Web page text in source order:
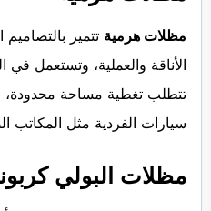
مظلات هرمية تتميز بالتصاميم
الأناقة والعملية، وتستعمل في
تتطلب تغطية مساحة محدودة،
سيارات الفردية مثل المكاتب
مظلات البولي